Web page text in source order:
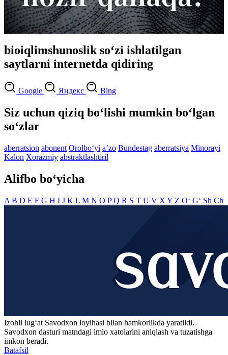
bioiqlimshunoslik so‘zi ishlatilgan
saytlarni internetda qidiring
Google Яндекс Bing
Siz uchun qiziq bo‘lishi mumkin bo‘lgan
so‘zlar
aberratsion abonent Orolbo‘yi aʼzo Bundestag aberratsiya Minorayi
Kalon Xorazmiy abstraktlashtiril
Alifbo bo‘yicha
A B D E F G H I J K L M N O PQ R S T U V X Y Z O‘ G‘ Sh Ch
Izohli lugʻat Savodxon loyihasi bilan hamkorlikda yaratildi.
Savodxon dasturi matndagi imlo xatolarini aniqlash va tuzatishga
imkon beradi.
Batafsil